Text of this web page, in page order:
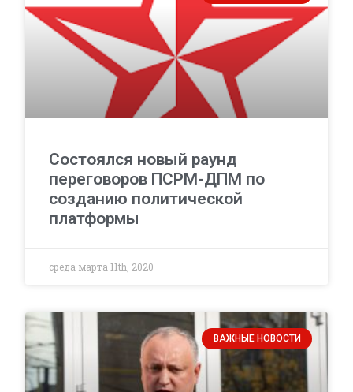
Состоялся новый раунд
переговоров ПСРМ-ДПМ по
созданию политической
платформы
среда марта 11th, 2020
ВАЖНЫЕ НОВОСТИ